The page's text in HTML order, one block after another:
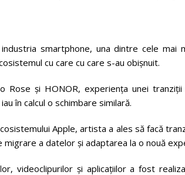
smartphone, una dintre cele mai
cu care cu care s-au obișnuit.
Rose și HONOR, experiența unei
în calcul o schimbare similară.
Apple, artista a ales să facă
a datelor și adaptarea la o nouă
videoclipurilor și aplicațiilor a fost